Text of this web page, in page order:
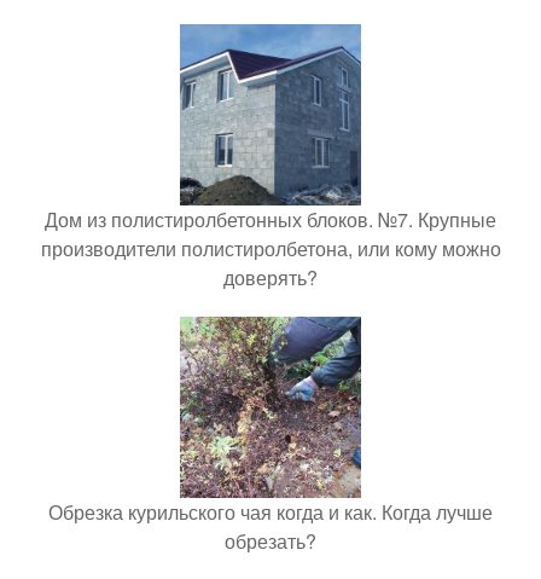
Дом из полистиролбетонных блоков. №7. Крупные
производители полистиролбетона, или кому можно
доверять?
Обрезка курильского чая когда и как. Когда лучше
обрезать?